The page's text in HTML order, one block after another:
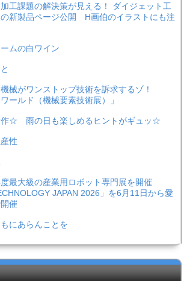
加工課題の解決策が見える！ ダイジェット工
新製品ページ公開 H画伯のイラストにも注
ムの白ワイン
機械がワンストップ技術を訴求するゾ！
ールド（機械要素技術展）」
作☆ 雨の日も楽しめるヒントがギュッ☆
性
度最大級の産業用ロボット専門展を開催
JAPAN 2026」を6月11日から愛
催
にあらんことを